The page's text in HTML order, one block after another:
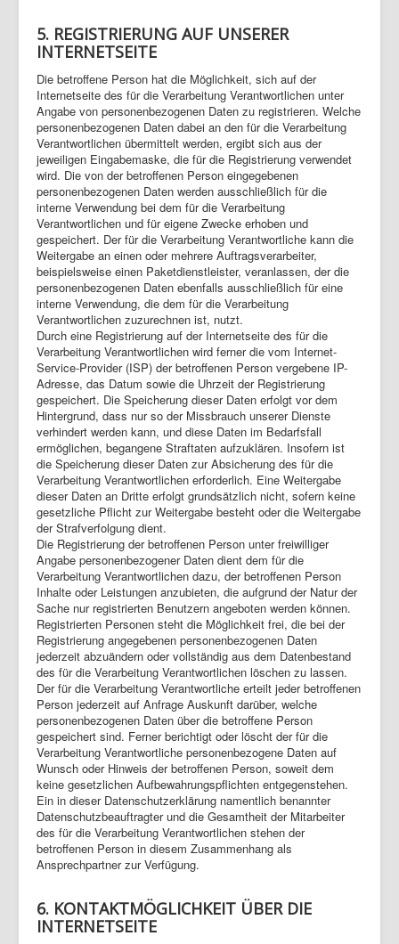
5. REGISTRIERUNG AUF UNSERER
INTERNETSEITE
Die betroffene Person hat die Möglichkeit, sich auf der
Internetseite des für die Verarbeitung Verantwortlichen unter
Angabe von personenbezogenen Daten zu registrieren. Welche
personenbezogenen Daten dabei an den für die Verarbeitung
Verantwortlichen übermittelt werden, ergibt sich aus der
jeweiligen Eingabemaske, die für die Registrierung verwendet
wird. Die von der betroffenen Person eingegebenen
personenbezogenen Daten werden ausschließlich für die
interne Verwendung bei dem für die Verarbeitung
Verantwortlichen und für eigene Zwecke erhoben und
gespeichert. Der für die Verarbeitung Verantwortliche kann die
Weitergabe an einen oder mehrere Auftragsverarbeiter,
beispielsweise einen Paketdienstleister, veranlassen, der die
personenbezogenen Daten ebenfalls ausschließlich für eine
interne Verwendung, die dem für die Verarbeitung
Verantwortlichen zuzurechnen ist, nutzt.
Durch eine Registrierung auf der Internetseite des für die
Verarbeitung Verantwortlichen wird ferner die vom Internet-
Service-Provider (ISP) der betroffenen Person vergebene IP-
Adresse, das Datum sowie die Uhrzeit der Registrierung
gespeichert. Die Speicherung dieser Daten erfolgt vor dem
Hintergrund, dass nur so der Missbrauch unserer Dienste
verhindert werden kann, und diese Daten im Bedarfsfall
ermöglichen, begangene Straftaten aufzuklären. Insofern ist
die Speicherung dieser Daten zur Absicherung des für die
Verarbeitung Verantwortlichen erforderlich. Eine Weitergabe
dieser Daten an Dritte erfolgt grundsätzlich nicht, sofern keine
gesetzliche Pflicht zur Weitergabe besteht oder die Weitergabe
der Strafverfolgung dient.
Die Registrierung der betroffenen Person unter freiwilliger
Angabe personenbezogener Daten dient dem für die
Verarbeitung Verantwortlichen dazu, der betroffenen Person
Inhalte oder Leistungen anzubieten, die aufgrund der Natur der
Sache nur registrierten Benutzern angeboten werden können.
Registrierten Personen steht die Möglichkeit frei, die bei der
Registrierung angegebenen personenbezogenen Daten
jederzeit abzuändern oder vollständig aus dem Datenbestand
des für die Verarbeitung Verantwortlichen löschen zu lassen.
Der für die Verarbeitung Verantwortliche erteilt jeder betroffenen
Person jederzeit auf Anfrage Auskunft darüber, welche
personenbezogenen Daten über die betroffene Person
gespeichert sind. Ferner berichtigt oder löscht der für die
Verarbeitung Verantwortliche personenbezogene Daten auf
Wunsch oder Hinweis der betroffenen Person, soweit dem
keine gesetzlichen Aufbewahrungspflichten entgegenstehen.
Ein in dieser Datenschutzerklärung namentlich benannter
Datenschutzbeauftragter und die Gesamtheit der Mitarbeiter
des für die Verarbeitung Verantwortlichen stehen der
betroffenen Person in diesem Zusammenhang als
Ansprechpartner zur Verfügung.
6. KONTAKTMÖGLICHKEIT ÜBER DIE
INTERNETSEITE